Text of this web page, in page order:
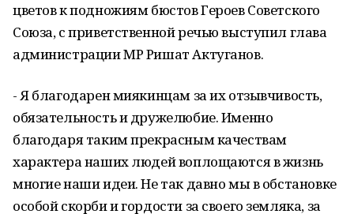
цветов к подножиям бюстов Героев Советского
Союза, с приветственной речью выступил глава
администрации МР Ришат Актуганов.
- Я благодарен миякинцам за их отзывчивость,
обязательность и дружелюбие. Именно
благодаря таким прекрасным качествам
характера наших людей воплощаются в жизнь
многие наши идеи. Не так давно мы в обстановке
особой скорби и гордости за своего земляка, за